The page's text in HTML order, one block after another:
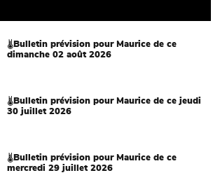
🌡Bulletin prévision pour Maurice de ce
dimanche 02 août 2026
🌡Bulletin prévision pour Maurice de ce jeudi
30 juillet 2026
🌡Bulletin prévision pour Maurice de ce
mercredi 29 juillet 2026